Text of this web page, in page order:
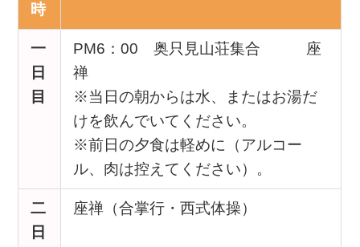
時
一
日
目
PM6：00 奥只見山荘集合 座
禅
※当日の朝からは水、またはお湯だ
けを飲んでいてください。
※前日の夕食は軽めに（アルコー
ル、肉は控えてください）。
二
日
座禅（合掌行・西式体操）